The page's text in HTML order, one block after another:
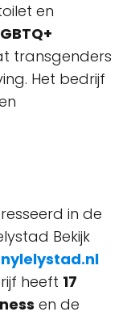
en
transgenders
Het bedrijf
in de
Bekijk
heeft 17
en de